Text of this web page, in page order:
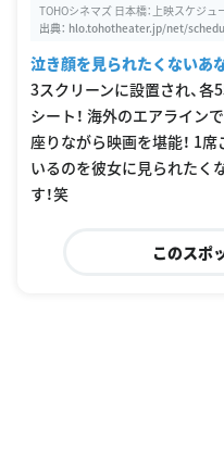
TOHOシネマズ 日本橋：上映スケジュ
出典： hlo.tohotheater.jp/net/
泣き顔を見られたくないあな
3スクリーンに設置され、
シート！ 海外のエアライン
座りながら映画を堪能！ 1
いるのを彼女に見られたく
す！笑
このスポ